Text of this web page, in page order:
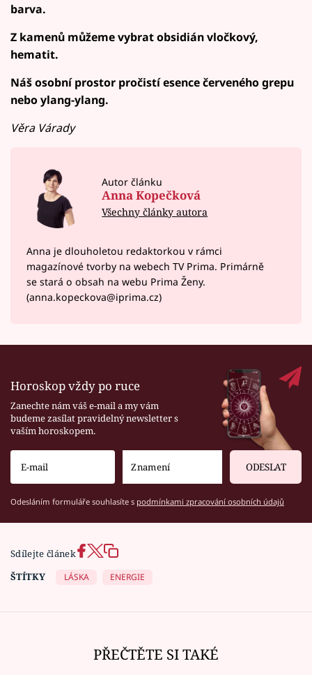
barva.
Z kamenů můžeme vybrat obsidián vločkový,
hematit.
Náš osobní prostor pročistí esence červeného grepu
nebo ylang-ylang.
Věra Várady
Autor článku
Anna Kopečková
Všechny články autora
Anna je dlouholetou redaktorkou v rámci
magazínové tvorby na webech TV Prima. Primárně
se stará o obsah na webu Prima Ženy.
(anna.kopeckova@iprima.cz)
Horoskop vždy po ruce
Zanechte nám váš e-mail a my vám
budeme zasílat pravidelný newsletter s
vaším horoskopem.
ODESLAT
Odesláním formuláře souhlasíte s podmínkami zpracování osobních údajů
Sdílejte článek
ŠTÍTKY
LÁSKA ENERGIE
PŘEČTĚTE SI TAKÉ